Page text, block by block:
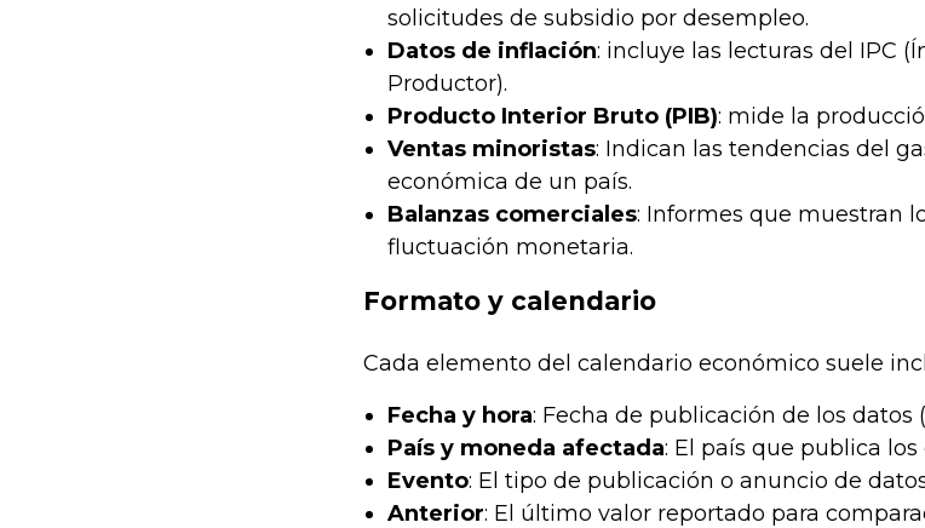
solicitudes de subsidio por desempleo.
Datos de inflación: incluye las lecturas del IPC
Productor).
Producto Interior Bruto (PIB): mide la
Ventas minoristas: Indican las tendencias del
económica de un país.
Balanzas comerciales: Informes que muestran
fluctuación monetaria.
Formato y calendario
Cada elemento del calendario económico suele
Fecha y hora: Fecha de publicación de los datos
País y moneda afectada: El país que publica
Evento: El tipo de publicación o anuncio de
Anterior: El último valor reportado para